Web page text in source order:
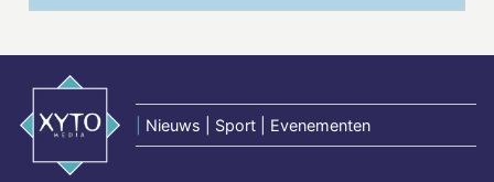
Nieuws | Sport | Evenementen